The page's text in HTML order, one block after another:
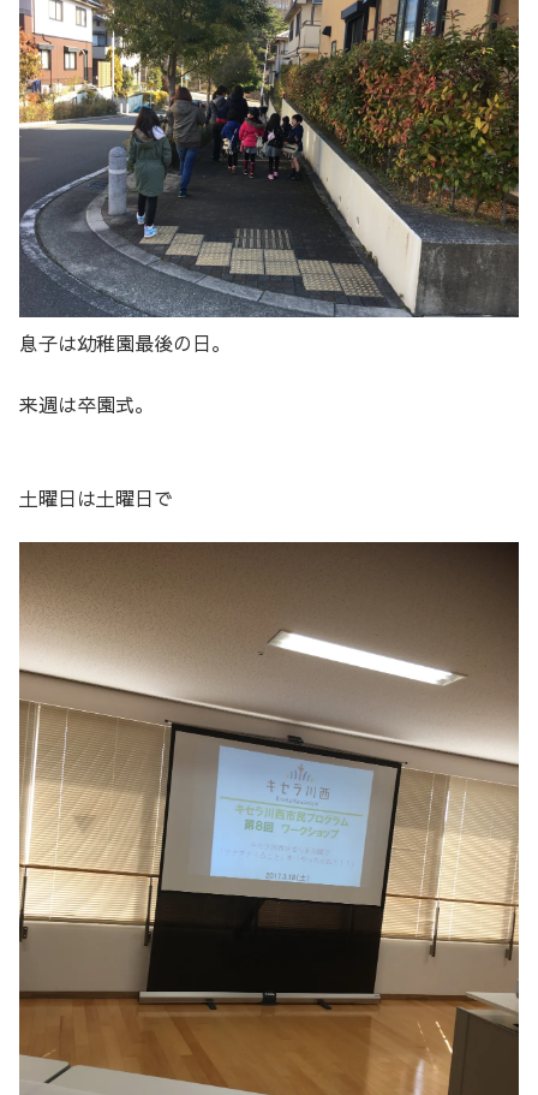
息子は幼稚園最後の日。
来週は卒園式。
土曜日は土曜日で